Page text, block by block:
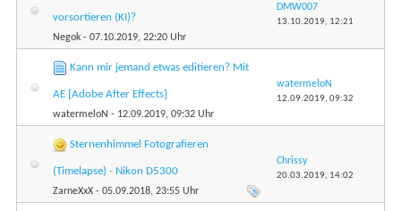
vorsortieren (KI)?
Negok - 07.10.2019, 22:20 Uhr
DMW007
13.10.2019, 12:21
Kann mir jemand etwas editieren? Mit
AE [Adobe After Effects]
watermeloN - 12.09.2019, 09:32 Uhr
watermeloN
12.09.2019, 09:32
Sternenhimmel Fotografieren
(Timelapse) - Nikon D5300
ZarneXxX - 05.09.2018, 23:55 Uhr
Chrissy
20.03.2019, 14:02